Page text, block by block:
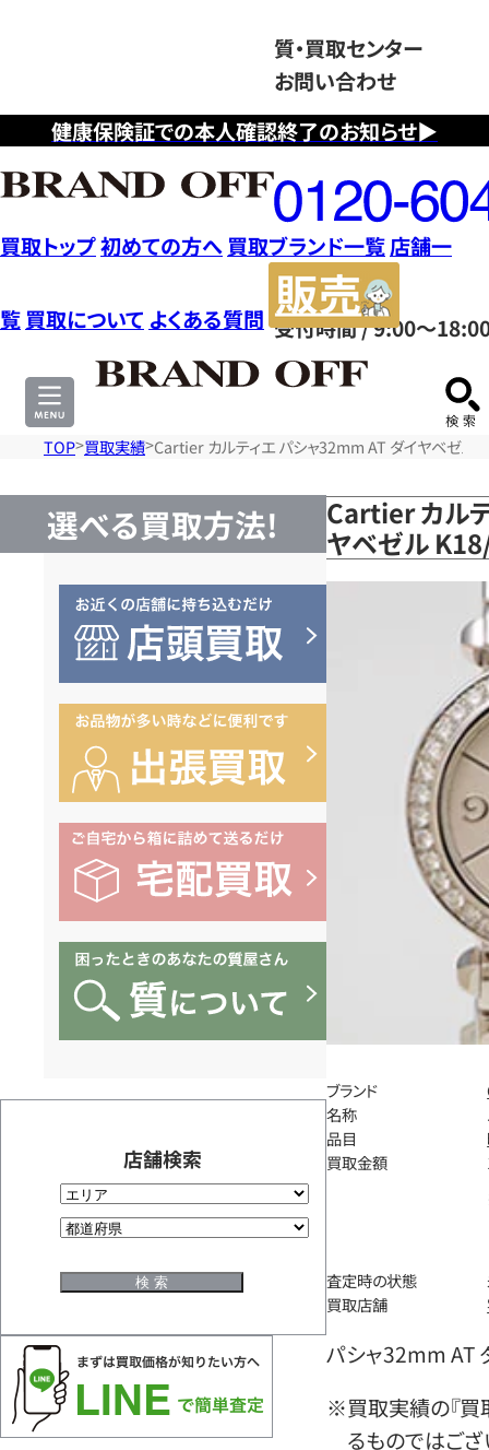
健康保険証での本人確認終了のお知らせ▶
質・買取センター
お問い合わせ
フ
リ
ー
ダ
イ
ヤ
ル
0120604117
受付時間 / 9:00～
買取トップ初めての方へ 買取ブランド一覧店舗一
覧 買取について よくある質問
サ
TOP 買取実績 Cartier カルティエ パシャ32mm AT ダイヤベゼル
選べる買取方法!
店舗検索
Cartier カル
ヤベゼル
ブランド
名称
品目
買取金額
査定時の状態
買取店舗
パシャ32mm AT
※買取実績の『買
るものではござ